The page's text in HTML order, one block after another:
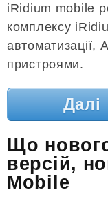
iRidium mobile
комплексу
пристроями.
Далі
Що
версій,
Mobile